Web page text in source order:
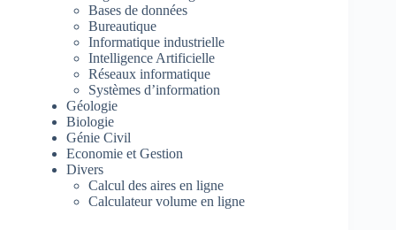
Bases de données
Bureautique
Informatique industrielle
Intelligence Artificielle
Réseaux informatique
Systèmes d’information
Géologie
Biologie
Génie Civil
Economie et Gestion
Divers
Calcul des aires en ligne
Calculateur volume en ligne